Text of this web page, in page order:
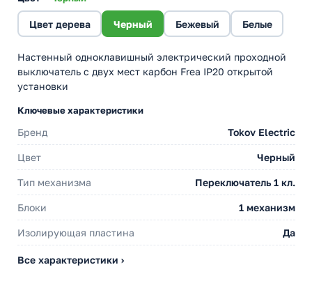
Цвет дерева Черный Бежевый Белые
Настенный одноклавишный электрический проходной
выключатель с двух мест карбон Frea IP20 открытой
установки
Ключевые характеристики
Бренд Tokov Electric
Цвет Черный
Тип механизма Переключатель 1 кл.
Блоки 1 механизм
Изолирующая пластина Да
Все характеристики ›